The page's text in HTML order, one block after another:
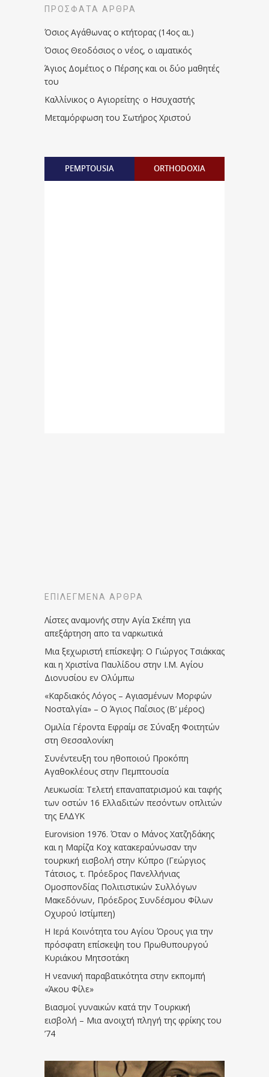
ΠΡΌΣΦΑΤΑ ΆΡΘΡΑ
Όσιος Αγάθωνας ο κτήτορας (14ος αι.)
Όσιος Θεοδόσιος ο νέος, ο ιαματικός
Άγιος Δομέτιος ο Πέρσης και οι δύο μαθητές
του
Καλλίνικος ο Αγιορείτης · ο Ησυχαστής
Μεταμόρφωση του Σωτήρος Χριστού
PEMPTOUSIA ORTHODOXIA
ΕΠΙΛΕΓΜΈΝΑ ΆΡΘΡΑ
Λίστες αναμονής στην Αγία Σκέπη για
απεξάρτηση απο τα ναρκωτικά
Μια ξεχωριστή επίσκεψη: Ο Γιώργος Τσιάκκας
και η Χριστίνα Παυλίδου στην Ι.Μ. Αγίου
Διονυσίου εν Ολύμπω
«Καρδιακός Λόγος – Αγιασμένων Μορφών
Νοσταλγία» – Ο Άγιος Παΐσιος (Β’ μέρος)
Ομιλία Γέροντα Εφραίμ σε Σύναξη Φοιτητών
στη Θεσσαλονίκη
Συνέντευξη του ηθοποιού Προκόπη
Αγαθοκλέους στην Πεμπτουσία
Λευκωσία: Τελετή επαναπατρισμού και ταφής
των οστών 16 Ελλαδιτών πεσόντων οπλιτών
της ΕΛΔΥΚ
Eurovision 1976. Όταν ο Μάνος Χατζηδάκης
και η Μαρίζα Κοχ κατακεραύνωσαν την
τουρκική εισβολή στην Κύπρο (Γεώργιος
Τάτσιος, τ. Πρόεδρος Πανελλήνιας
Ομοσπονδίας Πολιτιστικών Συλλόγων
Μακεδόνων, Πρόεδρος Συνδέσμου Φίλων
Οχυρού Ιστίμπεη)
Η Ιερά Κοινότητα του Αγίου Όρους για την
πρόσφατη επίσκεψη του Πρωθυπουργού
Κυριάκου Μητσοτάκη
Η νεανική παραβατικότητα στην εκπομπή
«Άκου Φίλε»
Βιασμοί γυναικών κατά την Τουρκική
εισβολή – Μια ανοιχτή πληγή της φρίκης του
’74